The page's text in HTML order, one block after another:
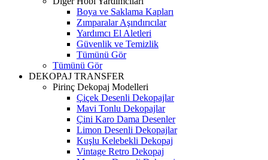
Boya ve Saklama Kapları
Zımparalar Aşındırıcılar
Yardımcı El Aletleri
Güvenlik ve Temizlik
Tümünü Gör
Tümünü Gör
DEKOPAJ TRANSFER
Pirinç Dekopaj Modelleri
Çiçek Desenli Dekopajlar
Mavi Tonlu Dekopajlar
Çini Karo Dama Desenler
Limon Desenli Dekopajlar
Kuşlu Kelebekli Dekopaj
Vintage Retro Dekopaj